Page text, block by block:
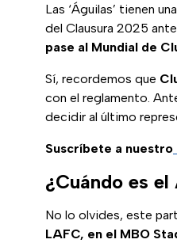
Las ‘Águilas’ tienen
del Clausura 2025
pase al Mundial de
Sí, recordemos que
con el reglamento.
decidir al último
Suscríbete a nuestro
¿Cuándo es
No lo olvides, este
LAFC, en el MBO